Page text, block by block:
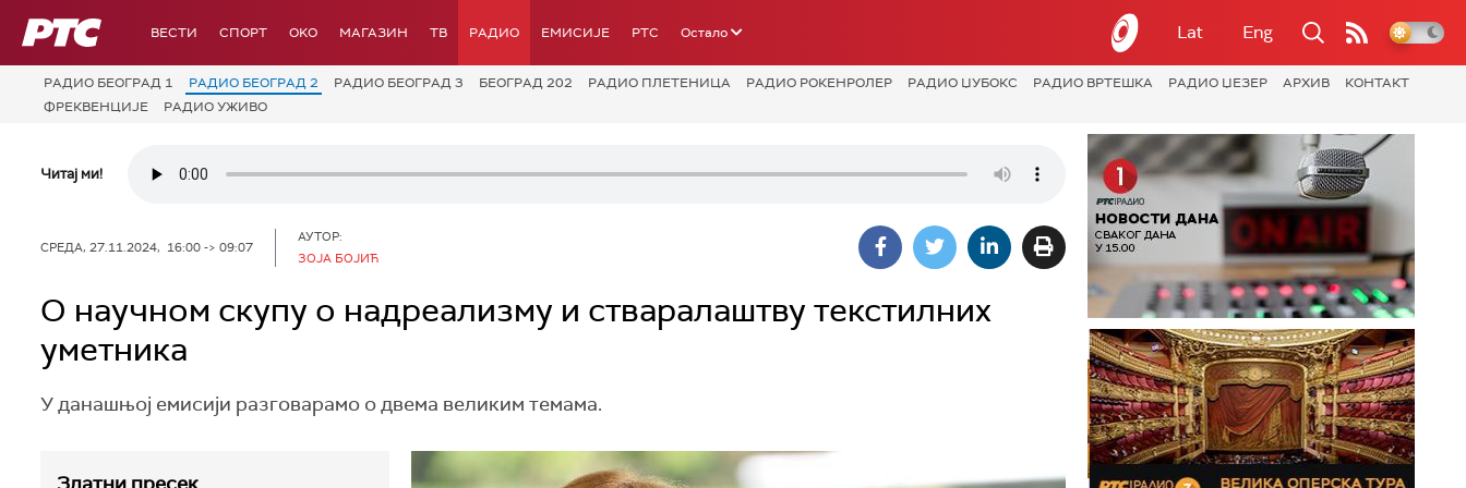
РТС ВЕСТИ СПОРТ OKO МАГАЗИН ТВ РАДИО ЕМИСИЈЕ РТС Остало Lat Eng
РАДИО БЕОГРАД 1 РАДИО БЕОГРАД 2 РАДИО БЕОГРАД 3 БЕОГРАД 202 РАДИО ПЛЕТЕНИЦА РАДИО РОКЕНРОЛЕР РАДИО ЏУБОКС РАДИО ВРТЕШКА РАДИО ЏЕЗЕР АРХИВ
КОНТАКТ
ФРЕКВЕНЦИЈЕ
РАДИО УЖИВО
Читај ми!
СРЕДА, 27.11.2024, 16:00 -> 09:07
АУТОР:
ЗОЈА БОЈИЋ
О научном скупу о надреализму и стваралаштву текстилних
уметника
У данашњој емисији разговарамо о двема великим темама.